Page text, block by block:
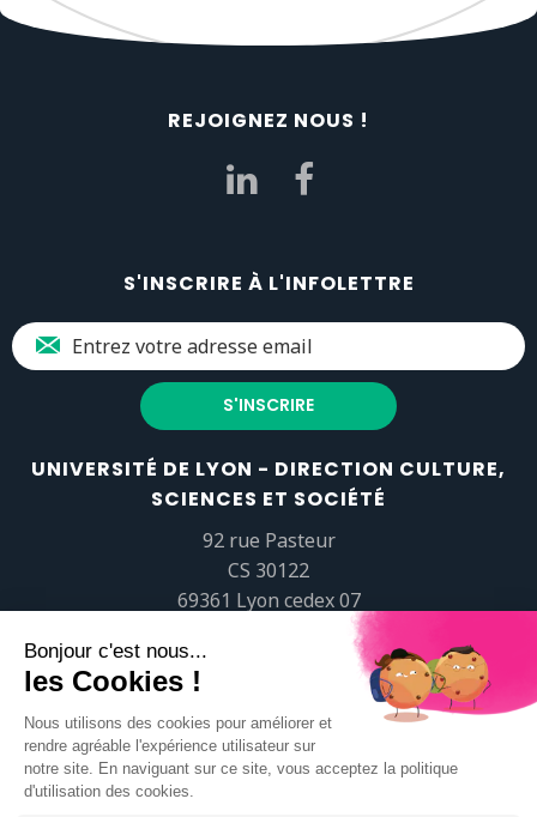
REJOIGNEZ NOUS !
S'INSCRIRE À L'INFOLETTRE
UNIVERSITÉ DE LYON - DIRECTION CULTURE,
SCIENCES ET SOCIÉTÉ
92 rue Pasteur
CS 30122
69361 Lyon cedex 07
popsciences@universite-lyon.fr
Tél.+33 (0)4 37 37 82 01